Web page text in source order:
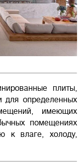
плиты,
для определенных
имеющих
помещениях
к влаге, холоду,